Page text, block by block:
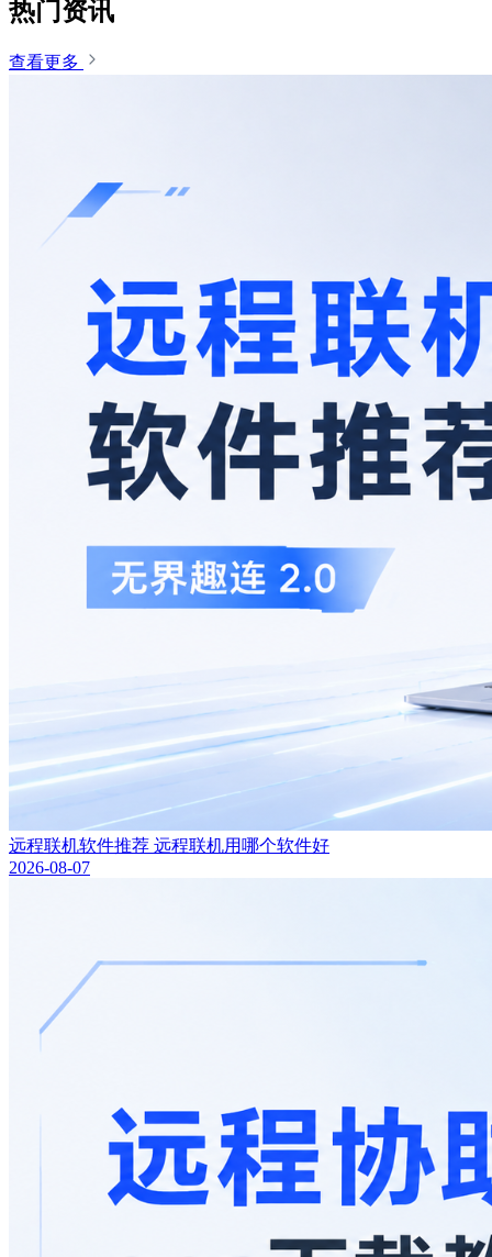
热门资讯
查看更多
远程联机软件推荐 远程联机用哪个软件好
2026-08-07